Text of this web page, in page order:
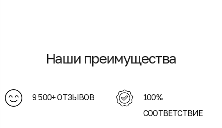
Наши преимущества
9 500+ ОТЗЫВОВ
100%
СООТВЕТСТВИЕ